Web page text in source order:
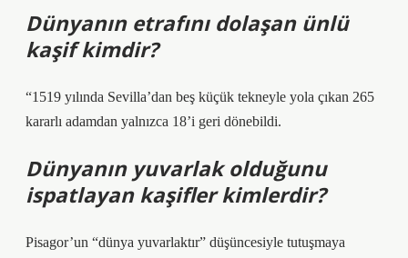
Dünyanın etrafını dolaşan ünlü
kaşif kimdir?
“1519 yılında Sevilla’dan beş küçük tekneyle yola çıkan 265
kararlı adamdan yalnızca 18’i geri dönebildi.
Dünyanın yuvarlak olduğunu
ispatlayan kaşifler kimlerdir?
Pisagor’un “dünya yuvarlaktır” düşüncesiyle tutuşmaya